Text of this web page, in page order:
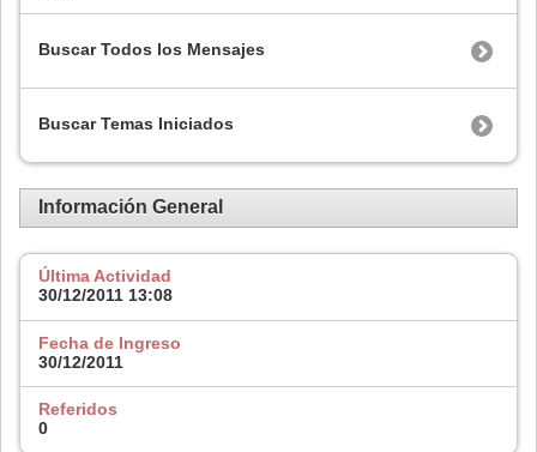
Buscar Todos los Mensajes
Buscar Temas Iniciados
Información General
Última Actividad
30/12/2011 13:08
Fecha de Ingreso
30/12/2011
Referidos
0